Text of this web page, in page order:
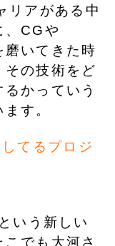
リアがある中
、CGや
いてきた時
の技術をど
かっていう
す。
てるプロジ
いう新しい
でも大河さ